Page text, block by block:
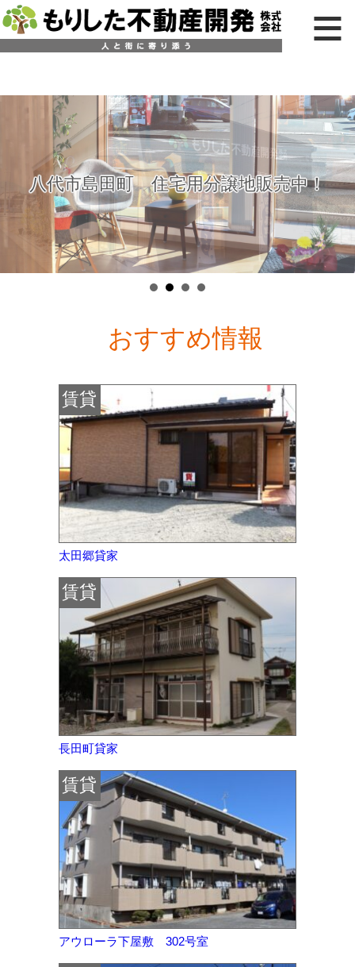
八代市島田町 住宅用分譲地販売中！
おすすめ情報
太田郷貸家
賃貸
長田町貸家
賃貸
アウローラ下屋敷 302号室
賃貸